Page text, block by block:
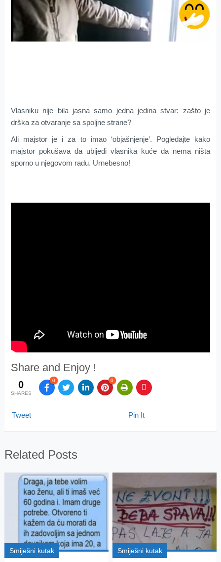
Vlasniku nije bila jasna samo jedna jedina stvar: zašto je
drška za otvaranje sa spoljne strane?
Ali majstor je i za to imao ‘objašnjenje’. Pogledajte kako
majstor pokušava da ubijedi vlasnika kuće da nema ništa
sporno u njegovom radu. Urnebesno!
Share and Enjoy !
0
SHARES
0 0
Tweet Pin It
Related Posts
Smiješni kutak Smiješni kutak